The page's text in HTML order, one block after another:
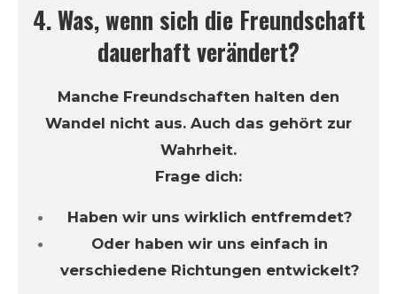
4. Was, wenn sich die Freundschaft
dauerhaft verändert?
Manche Freundschaften halten den
Wandel nicht aus. Auch das gehört zur
Wahrheit.
Frage dich:
Haben wir uns wirklich entfremdet?
Oder haben wir uns einfach in
verschiedene Richtungen entwickelt?